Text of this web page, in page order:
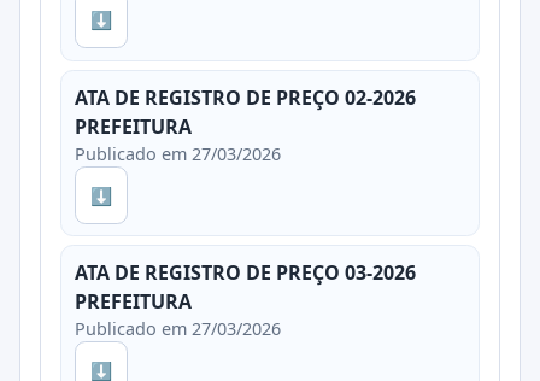
⬇
ATA DE REGISTRO DE PREÇO 02-2026
PREFEITURA
Publicado em 27/03/2026
⬇
ATA DE REGISTRO DE PREÇO 03-2026
PREFEITURA
Publicado em 27/03/2026
⬇